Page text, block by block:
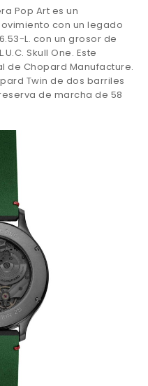
Pop Art es un
con un legado
L. con un grosor de
Skull One. Este
Chopard Manufacture.
Twin de dos barriles
de marcha de 58